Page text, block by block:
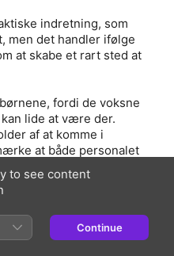
indretning, som
men det handler ifølge
at skabe et rart sted at
fordi de voksne
lide at være der.
af at komme i
at både personalet
Og det tror jeg også
som de er, og at vi har
siger Nina
foran med en meget
to see content
Continue